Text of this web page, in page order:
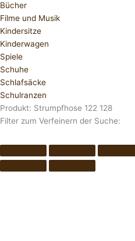
Bücher
Filme und Musik
Kindersitze
Kinderwagen
Spiele
Schuhe
Schlafsäcke
Schulranzen
Produkt: Strumpfhose 122 128
Filter zum Verfeinern der Suche: